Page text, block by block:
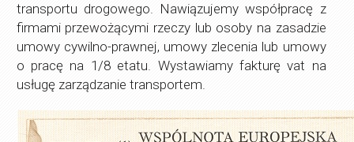
transportu drogowego. Nawiązujemy współpracę z
firmami przewożącymi rzeczy lub osoby na zasadzie
umowy cywilno-prawnej, umowy zlecenia lub umowy
o pracę na 1/8 etatu. Wystawiamy fakturę vat na
usługę zarządzanie transportem.